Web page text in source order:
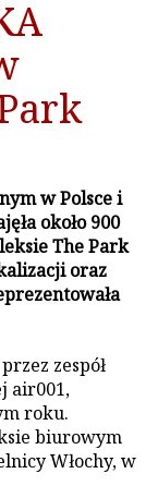
w Polsce i
około 900
The Park
oraz
zespół
air001,
roku.
biurowym
Włochy, w